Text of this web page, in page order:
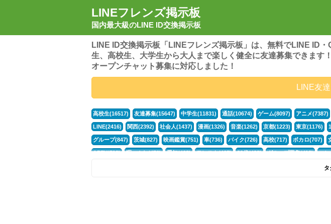
LINEフレンズ掲示板
国内最大級のLINE ID交換掲示板
LINE ID交換掲示板「LINEフレンズ掲示板」は、無料でLINE ID
生、高校生、大学生から大人まで楽しく健全に友達募集できます！
オープンチャット募集に対応しました！
LINE友
高校生(16517) 友達募集(15647) 中学生(11831) 通話(10674) ゲーム(8097) アニメ(7387)
LINE(2416) 関西(2392) 社会人(1437) 漫画(1326) 音楽(1262) 京都(1223) 東京(1176)
グループ(847) 茨城(827) 映画鑑賞(751) 車(736) バイク(726) 高校(717) ボカロ(707)
APEX(519) 暇つぶし(476) 愛知(468) モンスト(465) 30代(433) グループ募集(412) マ
フォ
タ